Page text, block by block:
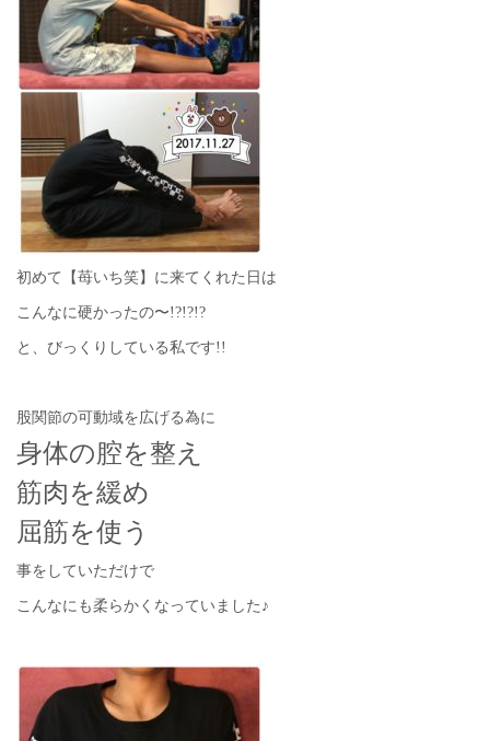
初めて【苺いち笑】に来てくれた日は
こんなに硬かったの〜!?!?!?
と、びっくりしている私です!!
股関節の可動域を広げる為に
身体の腔を整え
筋肉を緩め
屈筋を使う
事をしていただけで
こんなにも柔らかくなっていました♪